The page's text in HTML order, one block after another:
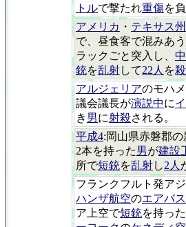
トルで撃たれ重傷を負
アメリカ ・ テキサス州
で、昼食客で混みあ
ラックごと突入し、 中
銃を乱射して22人 を
アルジェリアのモハ
議会議長が演説中に
き 男に射殺される。
平成4:岡山県赤磐郡
2本を持った男が建設
所で短銃を乱射し2人
フランクフルト発ア
ハンザ航空のエアバス
ア上空で短銃を持った